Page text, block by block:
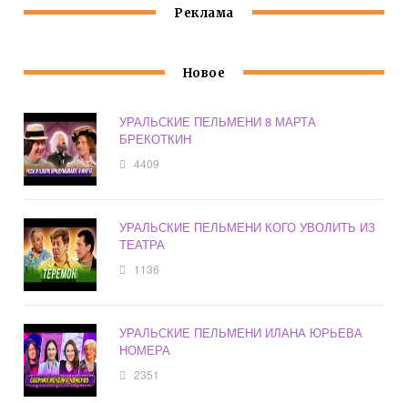
Реклама
Новое
УРАЛЬСКИЕ ПЕЛЬМЕНИ 8 МАРТА
БРЕКОТКИН
4409
УРАЛЬСКИЕ ПЕЛЬМЕНИ КОГО УВОЛИТЬ ИЗ
ТЕАТРА
1136
УРАЛЬСКИЕ ПЕЛЬМЕНИ ИЛАНА ЮРЬЕВА
НОМЕРА
2351